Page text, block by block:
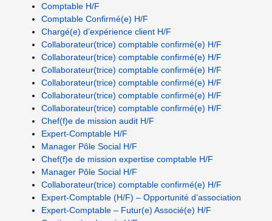
Comptable H/F
Comptable Confirmé(e) H/F
Chargé(e) d’expérience client H/F
Collaborateur(trice) comptable confirmé(e) H/F
Collaborateur(trice) comptable confirmé(e) H/F
Collaborateur(trice) comptable confirmé(e) H/F
Collaborateur(trice) comptable confirmé(e) H/F
Collaborateur(trice) comptable confirmé(e) H/F
Collaborateur(trice) comptable confirmé(e) H/F
Chef(f)e de mission audit H/F
Expert-Comptable H/F
Manager Pôle Social H/F
Chef(f)e de mission expertise comptable H/F
Manager Pôle Social H/F
Collaborateur(trice) comptable confirmé(e) H/F
Expert-Comptable (H/F) – Opportunité d’association
Expert-Comptable – Futur(e) Associé(e) H/F